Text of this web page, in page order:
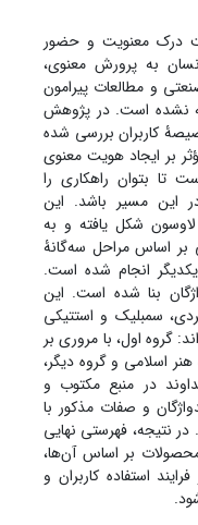
درک معنویت و حضور
به پرورش معنوی،
و مطالعات پیرامون
نشده است. در پژوهش
کاربران بررسی شده
بر ایجاد هویت معنوی
تا بتوان راهکاری را
این مسیر باشد. این
شکل یافته و به
بر اساس مراحل سه‌گانۀ
یکدیگر انجام شده ‌است.
بنا شده است. این
سمبلیک و استتیکی
گروه اول، با مروری بر
اسلامی و گروه دیگر،
در منبع مکتوب و
و صفات مذکور با
نتیجه، فهرستی نهایی
بر اساس آن‌ها،
استفاده کاربران و